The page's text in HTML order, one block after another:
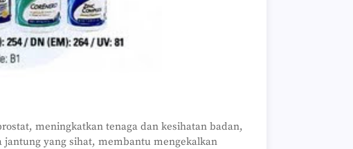
meningkatkan tenaga dan kesihatan badan,
yang sihat, membantu mengekalkan